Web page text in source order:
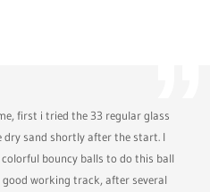
first i tried the 33 regular glass
dry sand shortly after the start. I
bouncy balls to do this ball
good working track, after several